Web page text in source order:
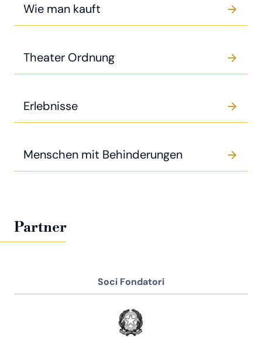
Wie man kauft
Theater Ordnung
Erlebnisse
Menschen mit Behinderungen
Partner
Soci Fondatori